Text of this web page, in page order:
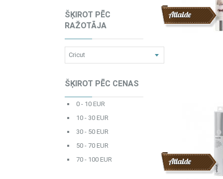
ŠĶIROT PĒC
RAŽOTĀJA
ŠĶIROT PĒC CENAS
0 - 10 EUR
10 - 30 EUR
30 - 50 EUR
50 - 70 EUR
70 - 100 EUR
Atlaide
Atlaide